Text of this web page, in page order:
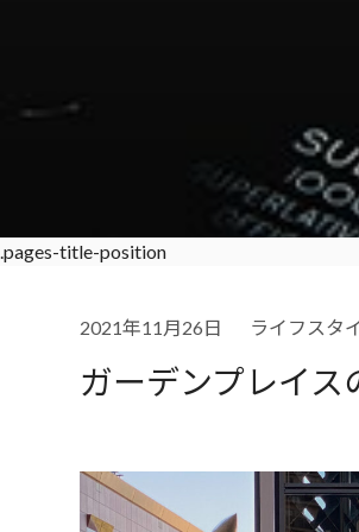
.pages-title-position
2021年11月26日 ライフスタ
ガーデンプレイス